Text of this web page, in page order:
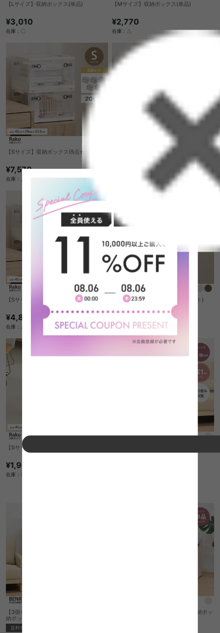
【Lサイズ】収納ボックス(単品)
¥3,010
在庫：〇
【Mサイズ】収納ボックス(単品)
¥2,770
在庫：△
【Sサイズ】収納ボックス(5点セット)
¥7,570
在庫：△
【Sサイズ】収納ボックス(4点セット)
【Sサイズ】収納ボックス(3点セット)
¥4,860
在庫：△
【Sサイズ】収納ボックス(2点セット)
在庫：△
【Sサイズ】収納ボックス(単品)
¥1,900
在庫：〇
納ボックス
【3個セット:幅60cm】BENRY 多目的収
納ボックス
送料無料
【単品:幅60cm】BENRY 多目的収納ボッ